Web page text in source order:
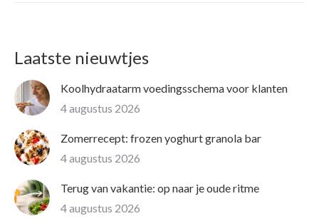
Laatste nieuwtjes
Koolhydraatarm voedingsschema voor klanten
4 augustus 2026
Zomerrecept: frozen yoghurt granola bar
4 augustus 2026
Terug van vakantie: op naar je oude ritme
4 augustus 2026